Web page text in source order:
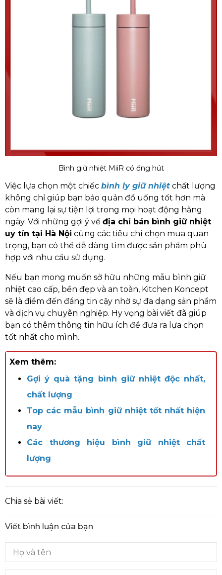
Bình giữ nhiệt MiiR có ống hút
Việc lựa chọn một chiếc bình ly giữ nhiệt chất lượng
không chỉ giúp bạn bảo quản đồ uống tốt hơn mà
còn mang lại sự tiện lợi trong mọi hoạt động hằng
ngày. Với những gợi ý về địa chỉ bán bình giữ nhiệt
uy tín tại Hà Nội cùng các tiêu chí chọn mua quan
trọng, bạn có thể dễ dàng tìm được sản phẩm phù
hợp với nhu cầu sử dụng.
Nếu bạn mong muốn sở hữu những mẫu bình giữ
nhiệt cao cấp, bền đẹp và an toàn, Kitchen Koncept
sẽ là điểm đến đáng tin cậy nhờ sự đa dạng sản phẩm
và dịch vụ chuyên nghiệp. Hy vọng bài viết đã giúp
bạn có thêm thông tin hữu ích để đưa ra lựa chọn
tốt nhất cho mình.
Xem thêm:
Gợi ý quà tặng bình giữ nhiệt độc nhất,
chất lượng
Top các mẫu bình giữ nhiệt tốt nhất hiện
nay
Các thương hiệu bình giữ nhiệt chất
lượng
Chia sẻ bài viết:
Viết bình luận của bạn